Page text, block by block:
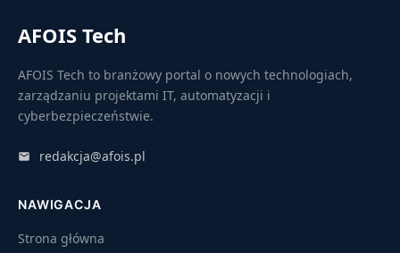
AFOIS Tech
AFOIS Tech to branżowy portal o nowych technologiach,
zarządzaniu projektami IT, automatyzacji i
cyberbezpieczeństwie.
redakcja@afois.pl
NAWIGACJA
Strona główna